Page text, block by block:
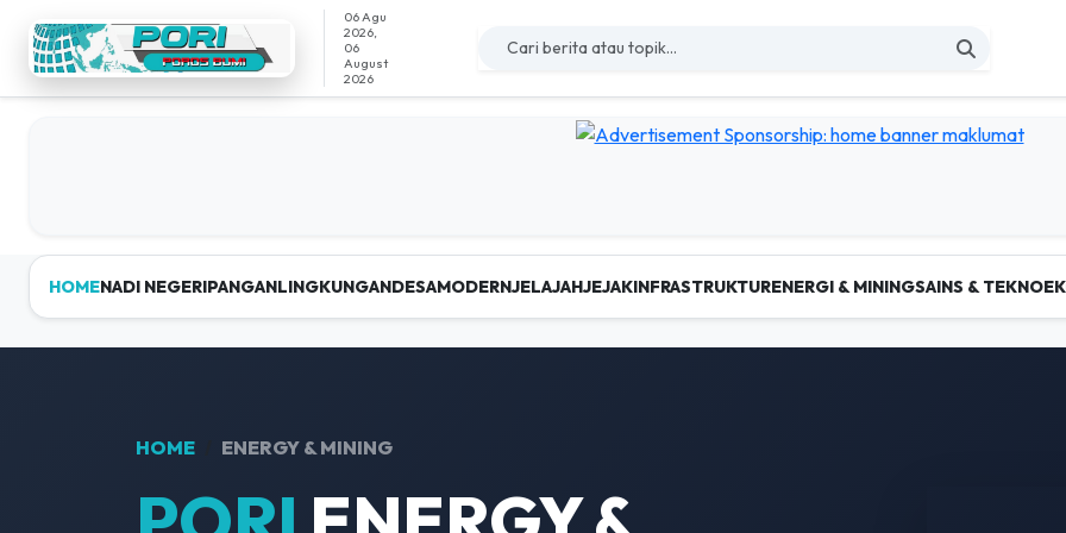
06 Agu
2026,
06
August
2026
HOMENADI NEGERIPANGANLINGKUNGANDESAMODERNJELAJAHJEJAKINFRASTRUKTURENERGI & MININGSAINS & TEKNO
HOME ENERGY & MINING